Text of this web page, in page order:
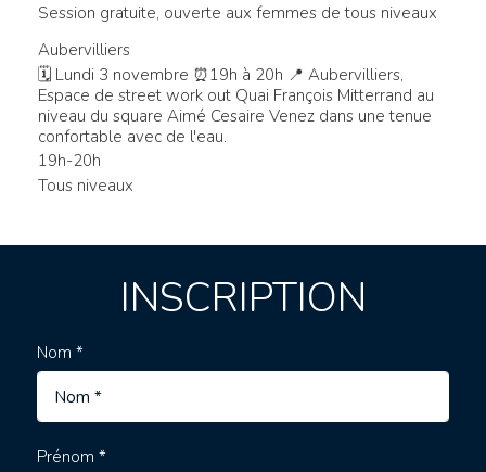
Session gratuite, ouverte aux femmes de tous niveaux
Aubervilliers
🗓 Lundi 3 novembre ⏰19h à 20h 📍 Aubervilliers,
Espace de street work out Quai François Mitterrand au
niveau du square Aimé Cesaire Venez dans une tenue
confortable avec de l'eau.
19h-20h
Tous niveaux
INSCRIPTION
Nom *
Prénom *